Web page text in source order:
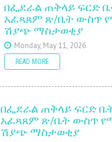
በፌደራል ጠቅላይ ፍርድ
አፈጻጸም ጽ/ቤት ውስጥ
ሽያጭ ማስታወቂያ
Monday, May 11, 2026
READ MORE
በፌደራል ጠቅላይ ፍርድ
አፈጻጸም ጽ/ቤት ውስጥ
ሽያጭ ማስታወቂያ